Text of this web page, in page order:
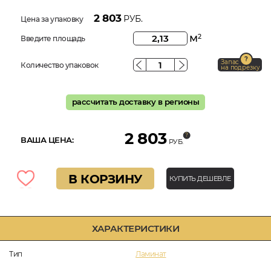
ХАРАКТЕРИСТИКИ
Тип
Ламинат
Цена за упаковку 2 803РУБ.
Введите площадь м2
Количество упаковок Запас
на подрезку
рассчитать доставку в регионы
ВАША ЦЕНА: 2 803 РУБ.
В КОРЗИНУ КУПИТЬ ДЕШЕВЛЕ